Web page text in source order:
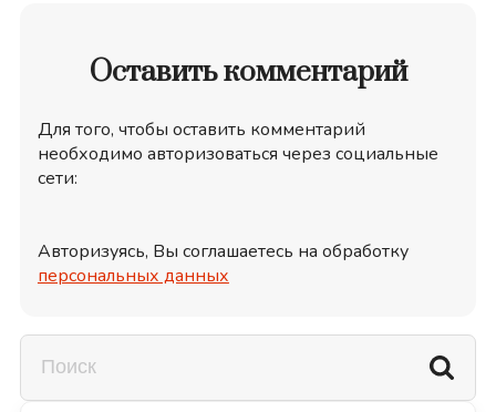
Оставить комментарий
Для того, чтобы оставить комментарий
необходимо авторизоваться через социальные
сети:
Авторизуясь, Вы соглашаетесь на обработку
персональных данных